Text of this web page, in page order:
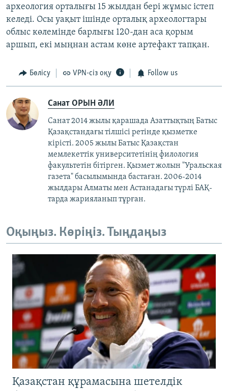
археология орталығы 15 жылдан бері жұмыс істеп
келеді. Осы уақыт ішінде орталық археологтары
облыс көлемінде барлығы 120-дан аса қорым
аршып, екі мыңнан астам көне артефакт тапқан.
Бөлісу VPN-сіз оқу Follow us
Санат ОРЫН ӘЛИ
Санат 2014 жылы қарашада Азаттықтың Батыс
Қазақстандағы тілшісі ретінде қызметке
кірісті. 2005 жылы Батыс Қазақстан
мемлекеттік университетінің филология
факультетін бітірген. Қызмет жолын "Уральская
газета" басылымында бастаған. 2006-2014
жылдары Алматы мен Астанадағы түрлі БАҚ-
тарда жарияланып тұрған.
Оқыңыз. Көріңіз. Тыңдаңыз
Қазақстан құрамасына шетелдік